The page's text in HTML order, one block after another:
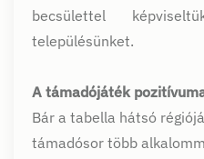
becsülettel
településünket.
A támadójáték
Bár a tabella hátsó
támadósor több